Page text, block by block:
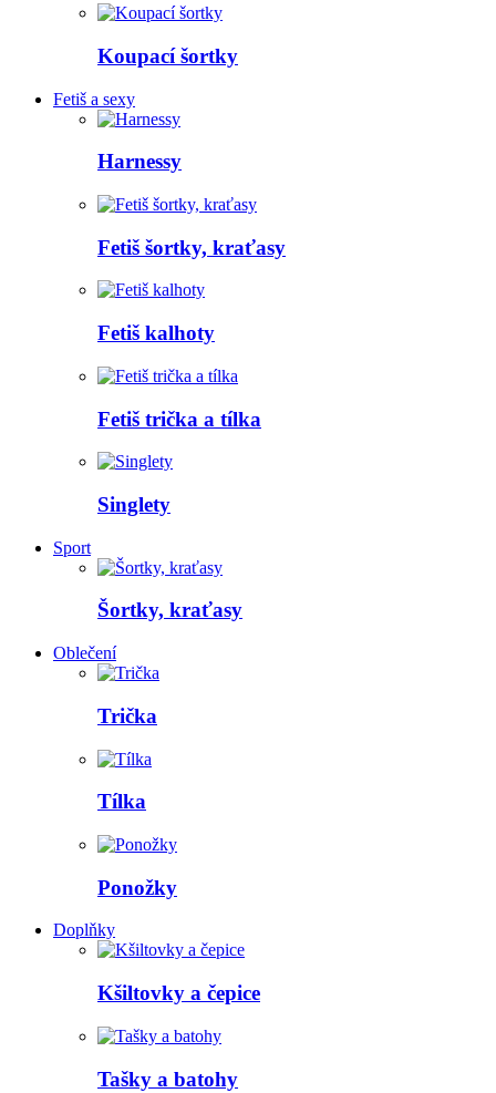
Koupací šortky
Fetiš a sexy
Harnessy
Fetiš šortky, kraťasy
Fetiš kalhoty
Fetiš trička a tílka
Singlety
Sport
Šortky, kraťasy
Oblečení
Trička
Tílka
Ponožky
Doplňky
Kšiltovky a čepice
Tašky a batohy